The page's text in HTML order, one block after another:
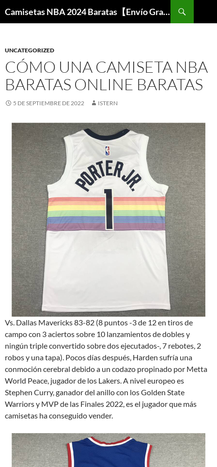
Camisetas NBA 2024 Baratas【Envío Gratis】
UNCATEGORIZED
CÓMO UNA CAMISETA NBA
BARATAS ONLINE BARATAS
5 DE SEPTIEMBRE DE 2022 ISTERN
Vs. Dallas Mavericks 83-82 (8 puntos -3 de 12 en tiros de
campo con 3 aciertos sobre 10 lanzamientos de dobles y
ningún triple convertido sobre dos ejecutados-, 7 rebotes, 2
robos y una tapa). Pocos días después, Harden sufría una
conmoción cerebral debido a un codazo propinado por Metta
World Peace, jugador de los Lakers. A nivel europeo es
Stephen Curry, ganador del anillo con los Golden State
Warriors y MVP de las Finales 2022, es el jugador que más
camisetas ha conseguido vender.